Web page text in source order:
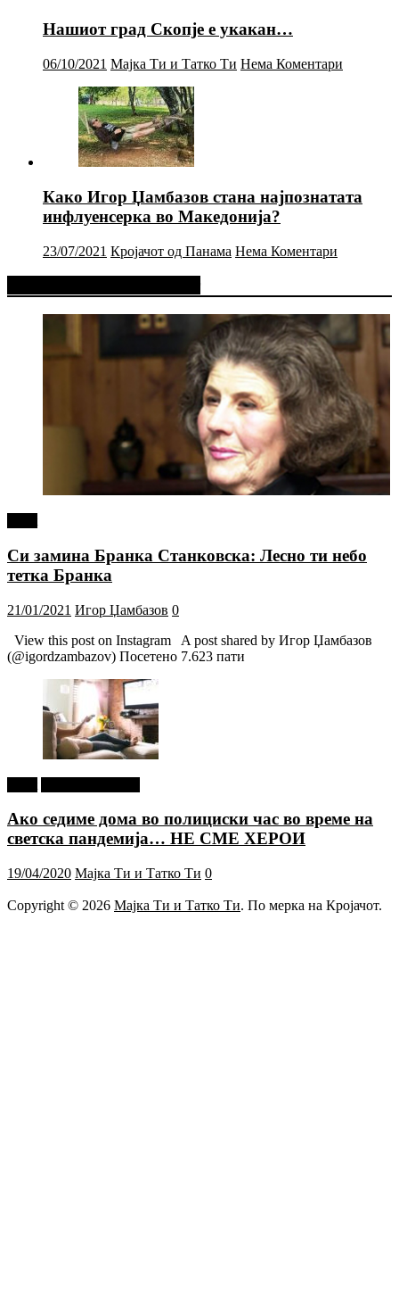
Нашиот град Скопје е укакан…
06/10/2021 Мајка Ти и Татко Ти Нема Коментари
Како Игор Џамбазов стана најпознатата
инфлуенсерка во Македонија?
23/07/2021 Кројачот од Панама Нема Коментари
Си замина Бранка Станковска: Лесно ти небо
тетка Бранка
21/01/2021 Игор Џамбазов 0
View this post on Instagram A post shared by Игор Џамбазов
(@igordzambazov) Посетено 7.623 пати
Ако седиме дома во полициски час во време на
светска пандемија… НЕ СМЕ ХЕРОИ
19/04/2020 Мајка Ти и Татко Ти 0
Copyright © 2026 Мајка Ти и Татко Ти. По мерка на Кројачот.